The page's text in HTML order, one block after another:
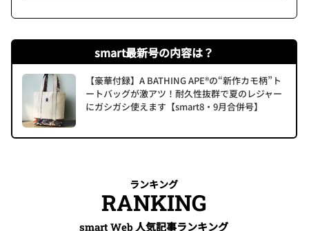
smart最新号の内容は？
【豪華付録】A BATHING APE®の“新作カモ柄”ト
ートバッグが激アツ！耐久性抜群で夏のレジャー
にガシガシ使えます【smart8・9月合併号】
ランキング
RANKING
smart Web人気記事ランキング